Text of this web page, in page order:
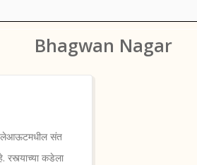
Bhagwan Nagar
लेआऊटमधील संत
रस्त्याच्या कडेला